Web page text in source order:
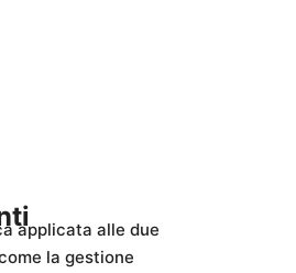
applicata alle due
la gestione